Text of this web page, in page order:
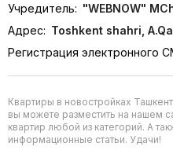
Учредитель: "WEBNOW"
Адрес: Toshkent shahri,
Регистрация электронного
Квартиры в новостройках
вы можете разместить на нашем
квартир любой из категорий. А
информационные статьи. Удачи!